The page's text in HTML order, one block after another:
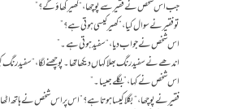
جب اس شخص نے فقیر سے پوچھا، “کھیر کھاؤ گے؟”
تو فقیر نے سوال کیا، “کھیر کیسی ہوتی ہے؟”
اس شخص نے جواب دیا، “سفید ہوتی ہے۔”
اندھے نے سفید رنگ بھلا کہاں دیکھا تھا۔ پوچھنے لگا، “سفید
اس شخص نے کہا،”بگلے جیسا۔”
فقیر نے پوچھا، “بگلا کیسا ہوتا ہے؟” اس پر اس شخص نے ہاتھ